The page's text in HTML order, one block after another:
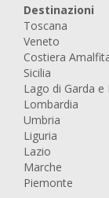
Destinazioni
Toscana
Veneto
Costiera
Sicilia
Lago di Garda
Lombardia
Umbria
Liguria
Lazio
Marche
Piemonte